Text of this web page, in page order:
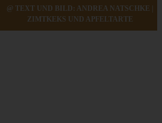
@ TEXT UND BILD: ANDREA NATSCHKE |
ZIMTKEKS UND APFELTARTE